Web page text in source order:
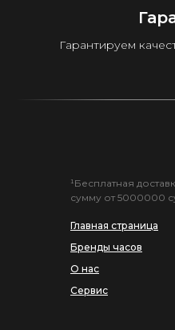
Гарантируем
Главная страница
Бренды часов
О нас
Сервис
¹Бесплатная
сумму от 5000000